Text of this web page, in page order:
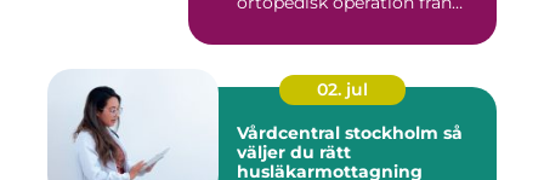
02. jul
Vårdcentral stockholm så
väljer du rätt
husläkarmottagning